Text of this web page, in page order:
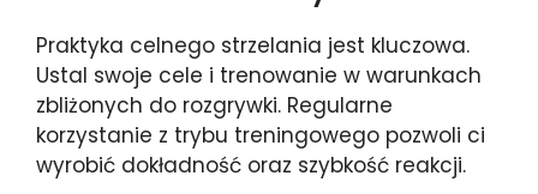
Praktyka celnego strzelania jest kluczowa.
Ustal swoje cele i trenowanie w warunkach
zbliżonych do rozgrywki. Regularne
korzystanie z trybu treningowego pozwoli ci
wyrobić dokładność oraz szybkość reakcji.